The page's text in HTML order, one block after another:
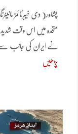
پشاور( دی خیبرٹائمز
متحدہ میں اس وقت شدید
نے ایران کی جانب سے
پڑھیں